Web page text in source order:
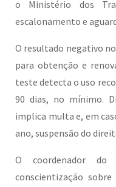
o Ministério dos
escalonamento e
O resultado negativo
para obtenção e
teste detecta o uso
90 dias, no mínimo.
implica multa e, em
ano, suspensão do
O coordenador do
conscientização